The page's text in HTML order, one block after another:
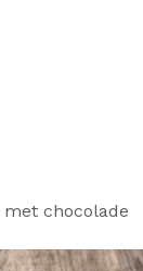
chocolade